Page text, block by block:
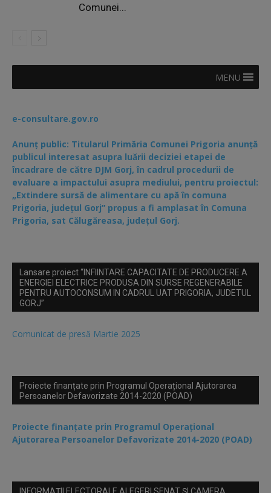
Comunei...
MENU
e-consultare.gov.ro
Anunț public: Titularul Primăria Comunei Prigoria anunță
publicul interesat asupra luării deciziei etapei de
încadrare de către DJM Gorj, în cadrul procedurii de
evaluare a impactului asupra mediului, pentru proiectul:
„Extindere sursă de alimentare cu apă în comuna
Prigoria, județul Gorj” propus a fi amplasat în Comuna
Prigoria, sat Călugăreasa, județul Gorj.
Lansare proiect “INFIINTARE CAPACITATE DE PRODUCERE A
ENERGIEI ELECTRICE PRODUSA DIN SURSE REGENERABILE
PENTRU AUTOCONSUM IN CADRUL UAT PRIGORIA, JUDETUL
GORJ”
Comunicat de presă Martie 2025
Proiecte finanțate prin Programul Operațional Ajutorarea
Persoanelor Defavorizate 2014-2020 (POAD)
Proiecte finanțate prin Programul Operațional
Ajutorarea Persoanelor Defavorizate 2014-2020 (POAD)